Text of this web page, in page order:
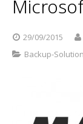
Serwery
Kontakt
29/09/2015
Backup-